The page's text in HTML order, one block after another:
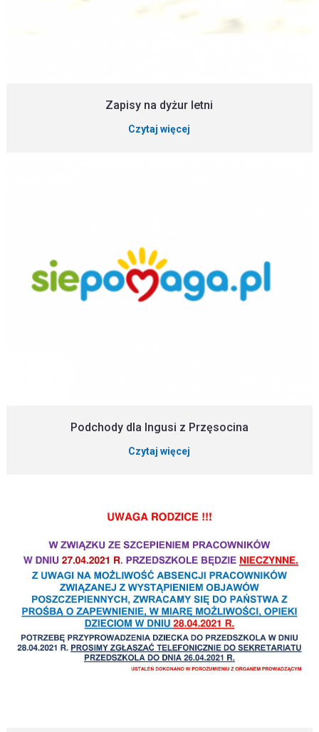
Zapisy na dyżur letni
Czytaj więcej
Podchody dla Ingusi z Przęsocina
Czytaj więcej